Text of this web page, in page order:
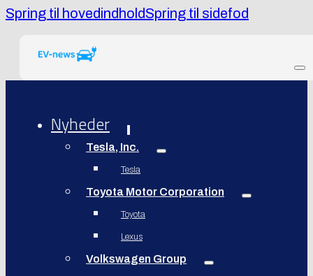
Spring til hovedindholdSpring til sidefod
Nyheder
Tesla, Inc.
Tesla
Toyota Motor Corporation
Toyota
Lexus
Volkswagen Group